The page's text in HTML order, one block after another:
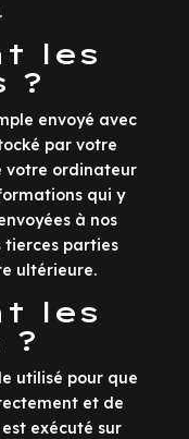
les
?
envoyé avec
par votre
votre ordinateur
qui y
à nos
tierces parties
ultérieure.
les
?
utilisé pour que
et de
exécuté sur